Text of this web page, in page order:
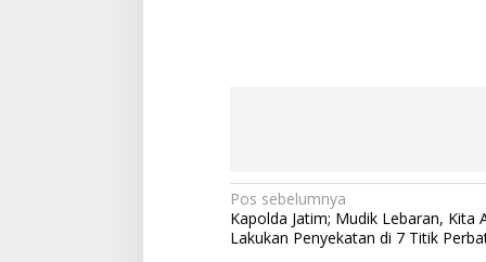
N
a
Pos sebelumnya
Kapolda Jatim; Mudik Lebaran, Kita
Lakukan Penyekatan di 7 Titik